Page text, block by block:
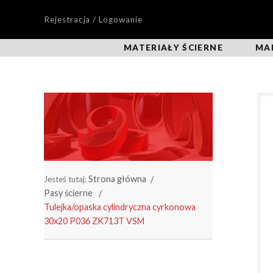
Rejestracja / Logowanie
MATERIAŁY ŚCIERNE
Jesteś tutaj:Strona główna
Pasy ścierne
Tulejka/opaska cylindryczna cyrkonowa
30x20 P036 ZK713T VSM